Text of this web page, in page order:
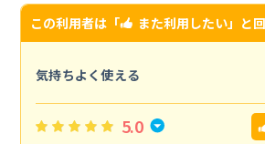
この利用者は「 また利用したい」と
気持ちよく使える
5.0